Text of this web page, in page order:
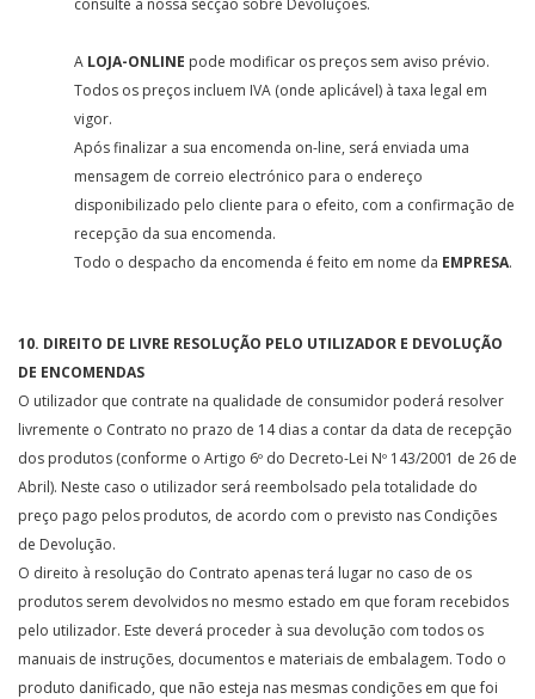
consulte a nossa secção sobre Devoluções.
A LOJA-ONLINE pode modificar os preços sem aviso prévio.
Todos os preços incluem IVA (onde aplicável) à taxa legal em
vigor.
Após finalizar a sua encomenda on-line, será enviada uma
mensagem de correio electrónico para o endereço
disponibilizado pelo cliente para o efeito, com a confirmação de
recepção da sua encomenda.
Todo o despacho da encomenda é feito em nome da EMPRESA.
10. DIREITO DE LIVRE RESOLUÇÃO PELO UTILIZADOR E DEVOLUÇÃO
DE ENCOMENDAS
O utilizador que contrate na qualidade de consumidor poderá resolver
livremente o Contrato no prazo de 14 dias a contar da data de recepção
dos produtos (conforme o Artigo 6º do Decreto-Lei Nº 143/2001 de 26 de
Abril). Neste caso o utilizador será reembolsado pela totalidade do
preço pago pelos produtos, de acordo com o previsto nas Condições
de Devolução.
O direito à resolução do Contrato apenas terá lugar no caso de os
produtos serem devolvidos no mesmo estado em que foram recebidos
pelo utilizador. Este deverá proceder à sua devolução com todos os
manuais de instruções, documentos e materiais de embalagem. Todo o
produto danificado, que não esteja nas mesmas condições em que foi